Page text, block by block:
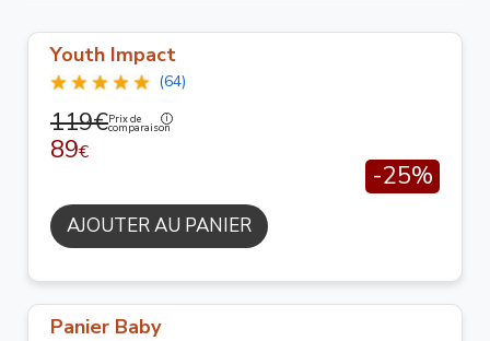
Youth Impact
(64)
119€Prix de
comparaison
89€
-25%
AJOUTER AU PANIER
Panier Baby